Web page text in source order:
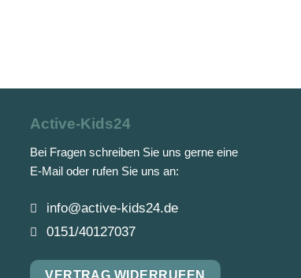
Active-Kids24
Bei Fragen schreiben Sie uns gerne eine
E-Mail oder rufen Sie uns an:
info@active-kids24.de
0151/40127037
VERTRAG WIDERRUFEN